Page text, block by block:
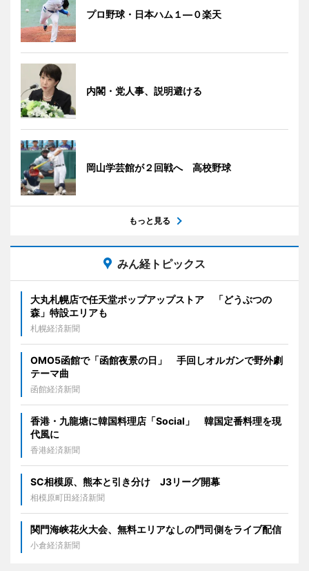
プロ野球・日本ハム１―０楽天
内閣・党人事、説明避ける
岡山学芸館が２回戦へ 高校野球
もっと見る
みん経トピックス
大丸札幌店で任天堂ポップアップストア 「どうぶつの
森」特設エリアも
札幌経済新聞
OMO5函館で「函館夜景の日」 手回しオルガンで野外劇
テーマ曲
函館経済新聞
香港・九龍塘に韓国料理店「Social」 韓国定番料理を現
代風に
香港経済新聞
SC相模原、熊本と引き分け J3リーグ開幕
相模原町田経済新聞
関門海峡花火大会、無料エリアなしの門司側をライブ配信
小倉経済新聞